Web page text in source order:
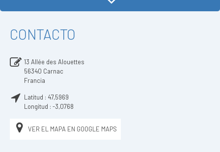
CONTACTO
13 Allée des Alouettes
56340 Carnac
Francia
Latitud : 47,5969
Longitud : -3,0768
VER EL MAPA EN GOOGLE MAPS